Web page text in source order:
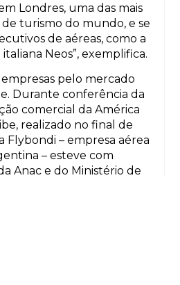
Londres, uma das mais
turismo do mundo, e se
de aéreas, como a
Neos”, exemplifica.
pelo mercado
Durante conferência da
comercial da América
realizado no final de
Flybondi – empresa aérea
– esteve com
Anac e do Ministério de